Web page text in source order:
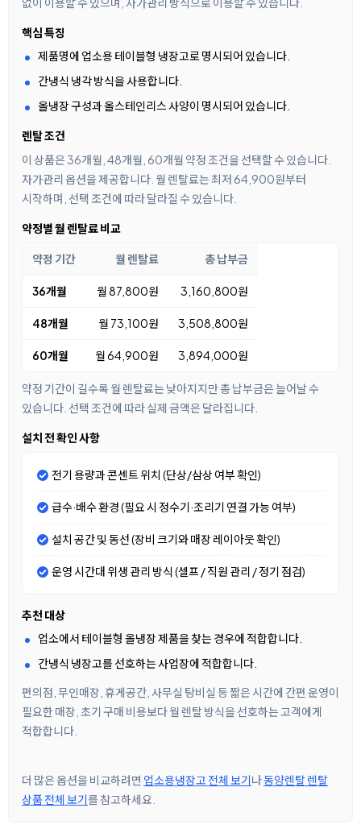
핵심 특징
제품명에 업소용 테이블형 냉장고로 명시되어 있습니다.
간냉식 냉각 방식을 사용합니다.
올냉장 구성과 올스테인리스 사양이 명시되어 있습니다.
렌탈 조건
이 상품은 36개월, 48개월, 60개월 약정 조건을 선택할 수 있습니다.
자가관리 옵션을 제공합니다. 월 렌탈료는 최저 64,900원부터
시작하며, 선택 조건에 따라 달라질 수 있습니다.
약정별 월 렌탈료 비교
약정 기간 월 렌탈료 총 납부금
36개월 월 87,800원 3,160,800원
48개월 월 73,100원 3,508,800원
60개월 월 64,900원 3,894,000원
약정 기간이 길수록 월 렌탈료는 낮아지지만 총 납부금은 늘어날 수
있습니다. 선택 조건에 따라 실제 금액은 달라집니다.
설치 전 확인 사항
전기 용량과 콘센트 위치 (단상/삼상 여부 확인)
급수·배수 환경 (필요 시 정수기·조리기 연결 가능 여부)
설치 공간 및 동선 (장비 크기와 매장 레이아웃 확인)
운영 시간대 위생 관리 방식 (셀프 / 직원 관리 / 정기 점검)
추천 대상
업소에서 테이블형 올냉장 제품을 찾는 경우에 적합합니다.
간냉식 냉장고를 선호하는 사업장에 적합합니다.
편의점, 무인매장, 휴게공간, 사무실 탕비실 등 짧은 시간에 간편 운영이
필요한 매장, 초기 구매 비용보다 월 렌탈 방식을 선호하는 고객에게
적합합니다.
더 많은 옵션을 비교하려면 업소용냉장고 전체 보기나동양렌탈 렌탈
상품 전체 보기를 참고하세요.